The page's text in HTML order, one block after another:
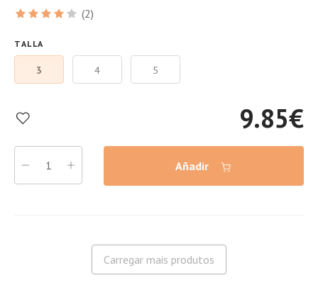
(2)
TALLA
3 4 5
9.85€
Añadir
Carregar mais produtos